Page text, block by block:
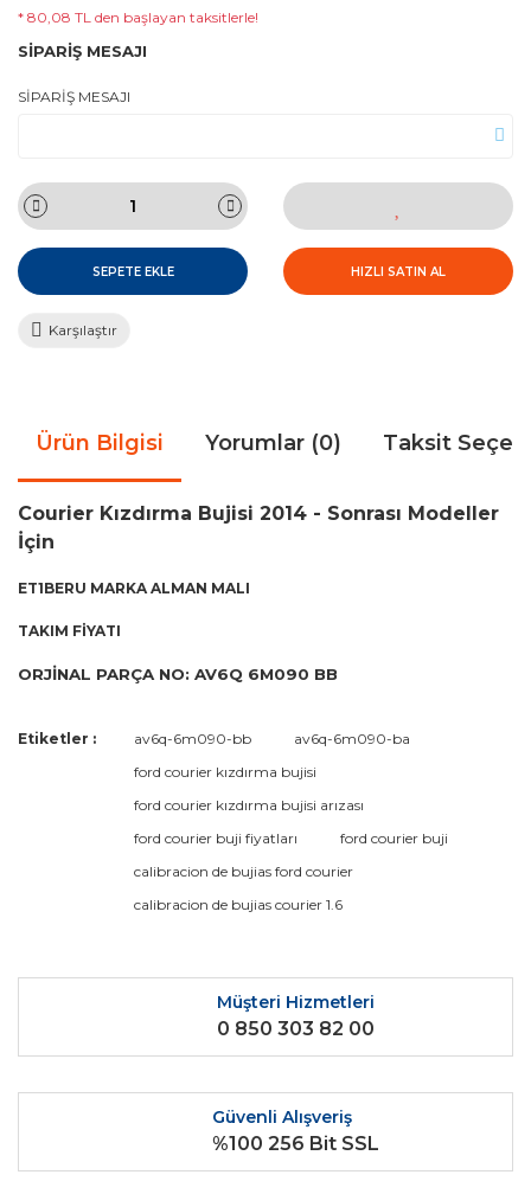
* 80,08 TL den başlayan taksitlerle!
SİPARİŞ MESAJI
SİPARİŞ MESAJI
SEPETE EKLE HIZLI SATIN AL
Karşılaştır
Ürün Bilgisi Yorumlar (0) Taksit
Courier Kızdırma Bujisi 2014 - Sonrası Modeller
İçin
ET1BERU MARKA ALMAN MALI
TAKIM FİYATI
ORJİNAL PARÇA NO: AV6Q 6M090 BB
Bu ürüne ilk yorumu siz yapın!
Yorum Yaz
Bu ürünün fiyat bilgisi, resim, ürün açıklamalarında ve diğer
kullanarak tarafımıza iletebilirsiniz.
Görüş ve önerileriniz için teşekkür ederiz.
Bu ürüne benzer farklı alternatifler olmalı.
Gönder
Etiketler : av6q-6m090-bb
av6q-6m090-ba
ford courier kızdırma bujisi
ford courier kızdırma bujisi arızası
ford courier buji fiyatları
ford courier buji
calibracion de bujias ford courier
calibracion de bujias courier 1.6
Müşteri Hizmetleri
0 850 303 82 00
Güvenli Alışveriş
%100 256 Bit SSL